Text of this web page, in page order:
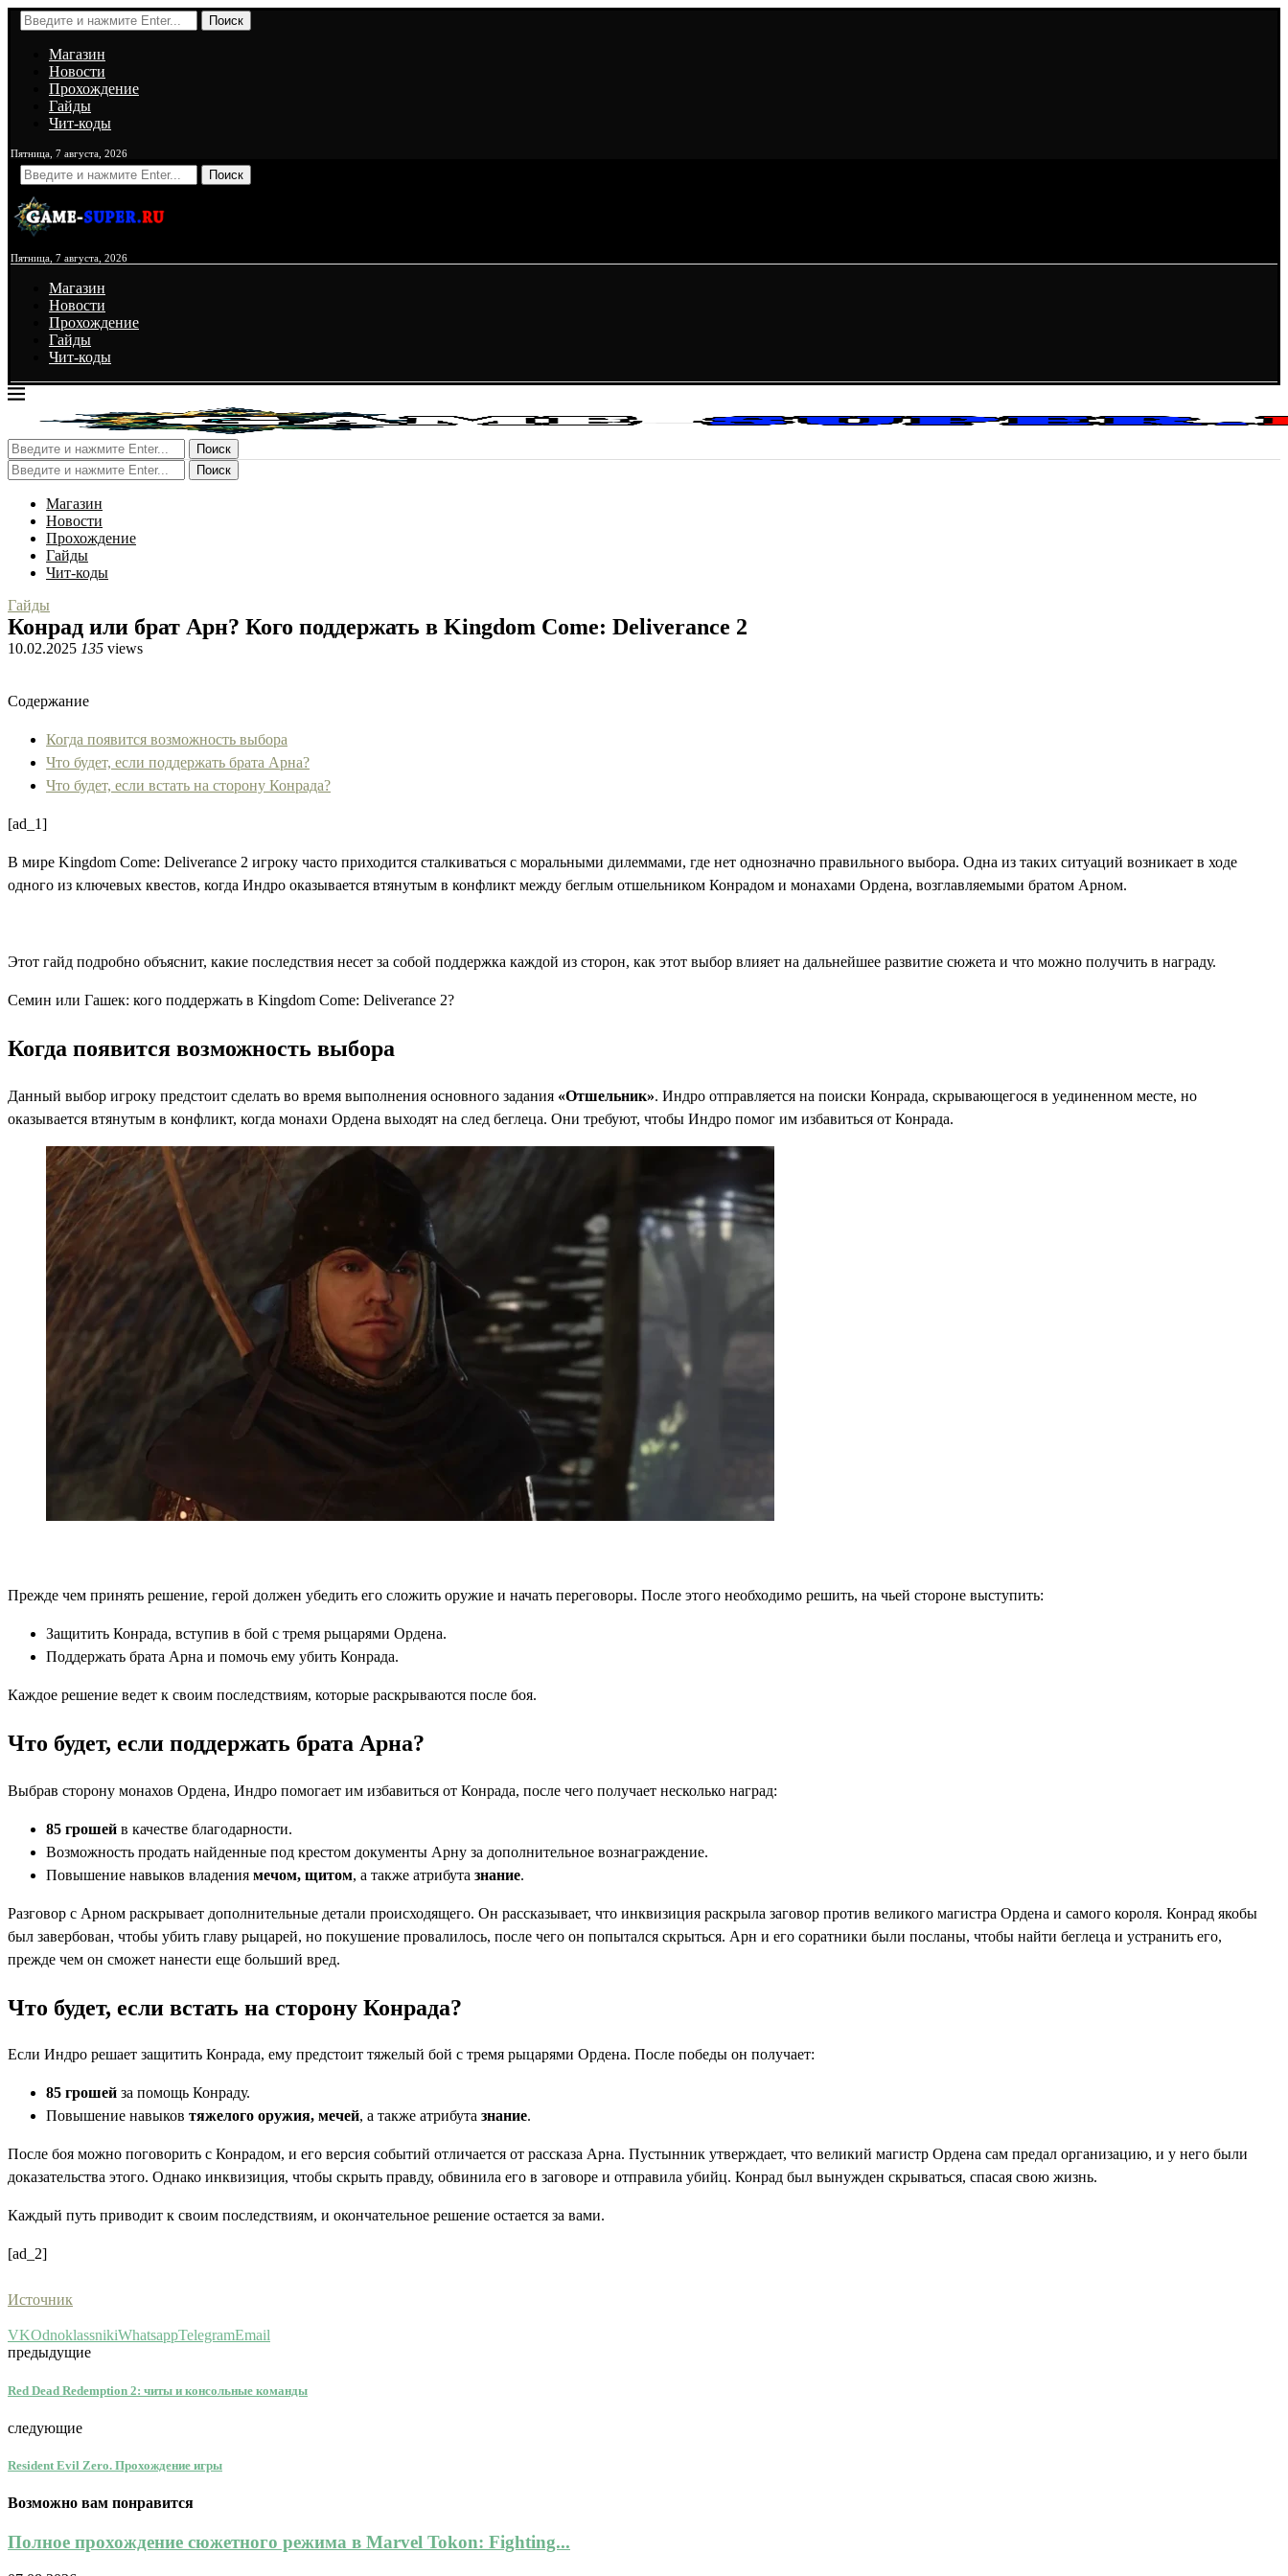
Поиск
Магазин
Новости
Прохождение
Гайды
Чит-коды
Пятница, 7 августа, 2026
Поиск
Пятница, 7 августа, 2026
Магазин
Новости
Прохождение
Гайды
Чит-коды
Поиск
Поиск
Магазин
Новости
Прохождение
Гайды
Чит-коды
Гайды
Конрад или брат Арн? Кого поддержать в Kingdom Come: Deliverance 2
10.02.2025 135 views
Содержание
Когда появится возможность выбора
Что будет, если поддержать брата Арна?
Что будет, если встать на сторону Конрада?
[ad_1]
В мире Kingdom Come: Deliverance 2 игроку часто приходится сталкиваться с моральными дилеммами, где нет однозначно правильного выбора. Одна из таких ситуаций возникает в ходе
одного из ключевых квестов, когда Индро оказывается втянутым в конфликт между беглым отшельником Конрадом и монахами Ордена, возглавляемыми братом Арном.
Этот гайд подробно объяснит, какие последствия несет за собой поддержка каждой из сторон, как этот выбор влияет на дальнейшее развитие сюжета и что можно получить в награду.
Семин или Гашек: кого поддержать в Kingdom Come: Deliverance 2?
Когда появится возможность выбора
Данный выбор игроку предстоит сделать во время выполнения основного задания «Отшельник». Индро отправляется на поиски Конрада, скрывающегося в уединенном месте, но
оказывается втянутым в конфликт, когда монахи Ордена выходят на след беглеца. Они требуют, чтобы Индро помог им избавиться от Конрада.
Прежде чем принять решение, герой должен убедить его сложить оружие и начать переговоры. После этого необходимо решить, на чьей стороне выступить:
Защитить Конрада, вступив в бой с тремя рыцарями Ордена.
Поддержать брата Арна и помочь ему убить Конрада.
Каждое решение ведет к своим последствиям, которые раскрываются после боя.
Что будет, если поддержать брата Арна?
Выбрав сторону монахов Ордена, Индро помогает им избавиться от Конрада, после чего получает несколько наград:
85 грошей в качестве благодарности.
Возможность продать найденные под крестом документы Арну за дополнительное вознаграждение.
Повышение навыков владения мечом, щитом, а также атрибута знание.
Разговор с Арном раскрывает дополнительные детали происходящего. Он рассказывает, что инквизиция раскрыла заговор против великого магистра Ордена и самого короля. Конрад якобы
был завербован, чтобы убить главу рыцарей, но покушение провалилось, после чего он попытался скрыться. Арн и его соратники были посланы, чтобы найти беглеца и устранить его,
прежде чем он сможет нанести еще больший вред.
Что будет, если встать на сторону Конрада?
Если Индро решает защитить Конрада, ему предстоит тяжелый бой с тремя рыцарями Ордена. После победы он получает:
85 грошей за помощь Конраду.
Повышение навыков тяжелого оружия, мечей, а также атрибута знание.
После боя можно поговорить с Конрадом, и его версия событий отличается от рассказа Арна. Пустынник утверждает, что великий магистр Ордена сам предал организацию, и у него были
доказательства этого. Однако инквизиция, чтобы скрыть правду, обвинила его в заговоре и отправила убийц. Конрад был вынужден скрываться, спасая свою жизнь.
Каждый путь приводит к своим последствиям, и окончательное решение остается за вами.
[ad_2]
Источник
VKOdnoklassnikiWhatsappTelegramEmail
предыдущие
Red Dead Redemption 2: читы и консольные команды
следующие
Resident Evil Zero. Прохождение игры
Возможно вам понравится
Полное прохождение сюжетного режима в Marvel Tokon: Fighting...